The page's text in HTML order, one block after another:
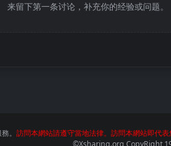
来留下第一条讨论，补充你的经验或问题。
。 訪問本網站請遵守當地法律。訪問本網站即代